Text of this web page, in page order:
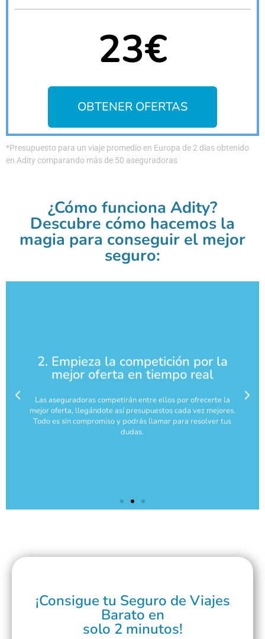
23€
OBTENER OFERTAS
*Presupuesto para un viaje promedio en Europa de 2 días obtenido
en Adity comparando más de 50 aseguradoras
¿Cómo funciona Adity?
Descubre cómo hacemos la
magia para conseguir el mejor
seguro:
2. Empieza la competición por la
mejor oferta en tiempo real
Las aseguradoras competirán entre ellos por ofrecerte la
mejor oferta, llegándote así presupuestos cada vez mejores.
Todo es sin compromiso y podrás llamar para resolver tus
dudas.
¡Consigue tu Seguro de Viajes
Barato en
solo 2 minutos!